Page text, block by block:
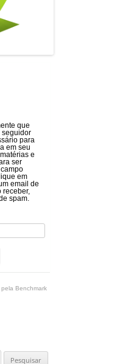
que
seguidor
para
em seu
e
ser
em
email de
receber,
spam.
pela Benchmark